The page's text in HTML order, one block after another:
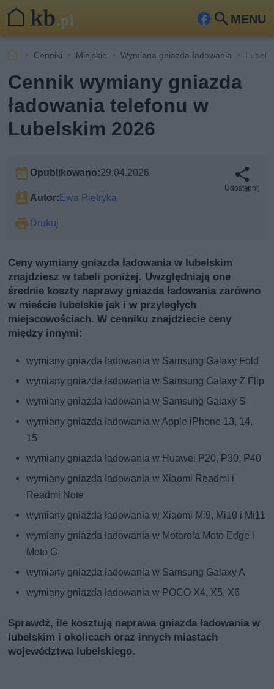
MENU
Fa
ook
Szu
Cenniki Miejskie Wymiana gniazda ładowania
Cennik wymiany gniazda
ładowania telefonu w
Lubelskim 2026
Opublikowano:29.04.2026
Autor:Ewa Pietryka
Drukuj
Udostępnij
Ceny wymiany gniazda ładowania w lubelskim
znajdziesz w tabeli poniżej. Uwzględniają one
średnie koszty naprawy gniazda ładowania zarówno
w mieście lubelskie jak i w przyległych
miejscowościach. W cenniku znajdziecie ceny
między innymi:
wymiany gniazda ładowania w Samsung Galaxy Fold
wymiany gniazda ładowania w Samsung Galaxy Z Flip
wymiany gniazda ładowania w Samsung Galaxy S
wymiany gniazda ładowania w Apple iPhone 13, 14,
15
wymiany gniazda ładowania w Huawei P20, P30, P40
wymiany gniazda ładowania w Xiaomi Readmi i
Readmi Note
wymiany gniazda ładowania w Xiaomi Mi9, Mi10 i Mi11
wymiany gniazda ładowania w Motorola Moto Edge i
Moto G
wymiany gniazda ładowania w Samsung Galaxy A
wymiany gniazda ładowania w POCO X4, X5, X6
Sprawdź, ile kosztują naprawa gniazda ładowania w
lubelskim i okolicach oraz innych miastach
województwa lubelskiego.